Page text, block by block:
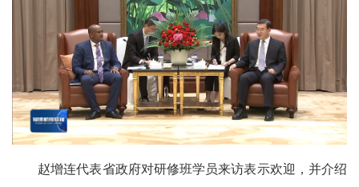
赵增连代表省政府对研修班学员来访表示欢迎，并介绍